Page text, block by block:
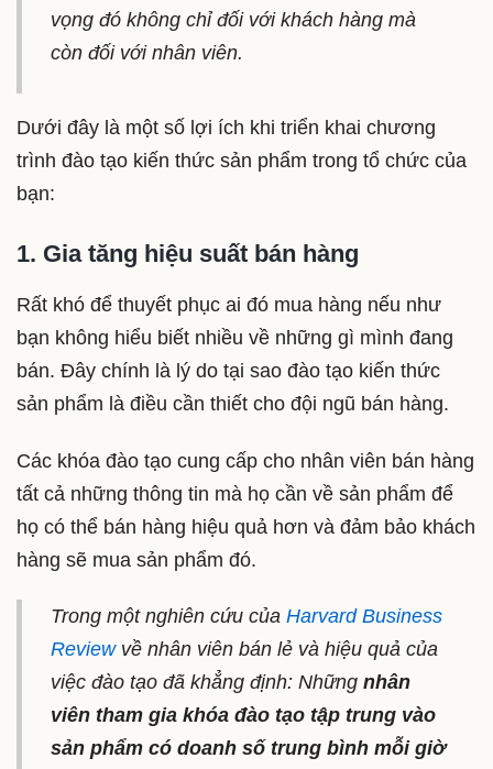
vọng đó không chỉ đối với khách hàng mà
còn đối với nhân viên.
Dưới đây là một số lợi ích khi triển khai chương
trình đào tạo kiến thức sản phẩm trong tổ chức của
bạn:
1. Gia tăng hiệu suất bán hàng
Rất khó để thuyết phục ai đó mua hàng nếu như
bạn không hiểu biết nhiều về những gì mình đang
bán. Đây chính là lý do tại sao đào tạo kiến thức
sản phẩm là điều cần thiết cho đội ngũ bán hàng.
Các khóa đào tạo cung cấp cho nhân viên bán hàng
tất cả những thông tin mà họ cần về sản phẩm để
họ có thể bán hàng hiệu quả hơn và đảm bảo khách
hàng sẽ mua sản phẩm đó.
Trong một nghiên cứu của Harvard Business
Reviewvề nhân viên bán lẻ và hiệu quả của
việc đào tạo đã khẳng định: Những nhân
viên tham gia khóa đào tạo tập trung vào
sản phẩm có doanh số trung bình mỗi giờ